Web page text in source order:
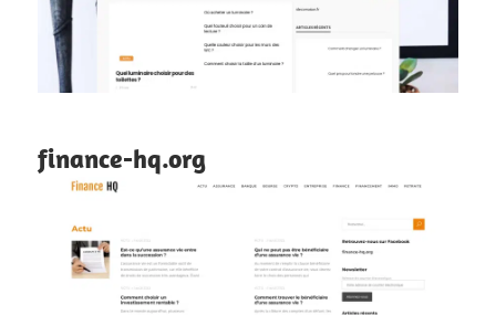
finance-hq.org